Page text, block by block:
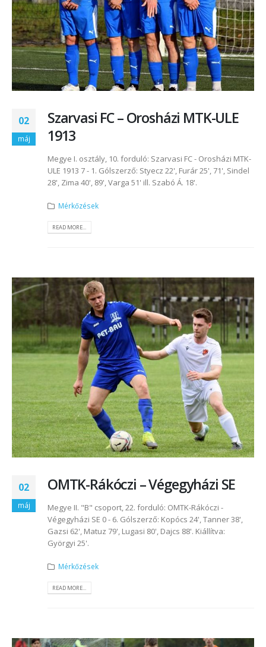
02
máj
Szarvasi FC – Orosházi MTK-ULE
1913
Megye I. osztály, 10. forduló: Szarvasi FC - Orosházi MTK-
ULE 1913 7 - 1. Gólszerző: Styecz 22', Furár 25', 71', Sindel
28', Zima 40', 89', Varga 51' ill. Szabó Á. 18'.
Mérkőzések
READ MORE...
02
máj
OMTK-Rákóczi – Végegyházi SE
Megye II. "B" csoport, 22. forduló: OMTK-Rákóczi -
Végegyházi SE 0 - 6. Gólszerző: Kopócs 24', Tanner 38',
Gazsi 62', Matuz 79', Lugasi 80', Dajcs 88'. Kiállítva:
Györgyi 25'.
Mérkőzések
READ MORE...